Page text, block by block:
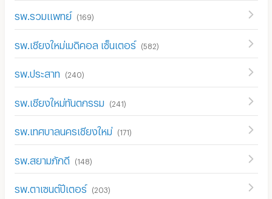
รพ.รวมแพทย์ (169)
รพ.เชียงใหม่เมดิคอล เซ็นเตอร์ (582)
รพ.ประสาท (240)
รพ.เชียงใหม่ทันตกรรม (241)
รพ.เทศบาลนครเชียงใหม่ (171)
รพ.สยามภักดี (148)
รพ.ตาเซนต์ปีเตอร์ (203)